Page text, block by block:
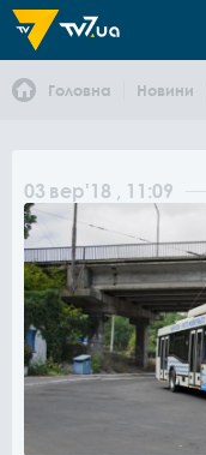
Головна Новини
03 вер'18 , 11:09